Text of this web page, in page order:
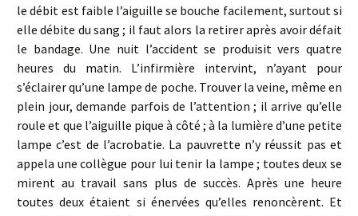
le débit est faible l’aiguille se bouche facilement, surtout si
elle débite du sang ; il faut alors la retirer après avoir défait
le bandage. Une nuit l’accident se produisit vers quatre
heures du matin. L’infirmière intervint, n’ayant pour
s’éclairer qu’une lampe de poche. Trouver la veine, même en
plein jour, demande parfois de l’attention ; il arrive qu’elle
roule et que l’aiguille pique à côté ; à la lumière d’une petite
lampe c’est de l’acrobatie. La pauvrette n’y réussit pas et
appela une collègue pour lui tenir la lampe ; toutes deux se
mirent au travail sans plus de succès. Après une heure
toutes deux étaient si énervées qu’elles renoncèrent. Et